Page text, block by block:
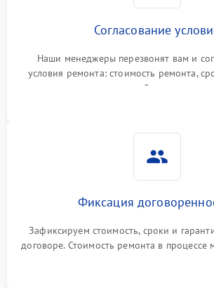
Согласование
Наши менеджеры перезвонят вам и
условия ремонта: стоимость ремонта,
гарантийные условия
Фиксация
Зафиксируем стоимость, сроки и
договоре. Стоимость ремонта в процессе